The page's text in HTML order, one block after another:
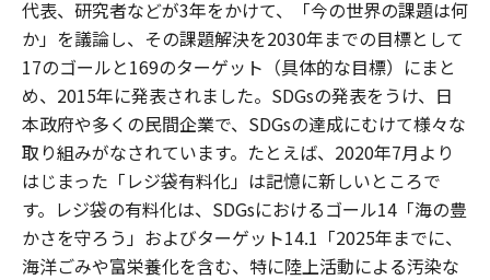
代表、研究者などが3年をかけて、「今の世界の課題は何
か」を議論し、その課題解決を2030年までの目標として
17のゴールと169のターゲット（具体的な目標）にまと
め、2015年に発表されました。SDGsの発表をうけ、日
本政府や多くの民間企業で、SDGsの達成にむけて様々な
取り組みがなされています。たとえば、2020年7月より
はじまった「レジ袋有料化」は記憶に新しいところで
す。レジ袋の有料化は、SDGsにおけるゴール14「海の豊
かさを守ろう」およびターゲット14.1「2025年までに、
海洋ごみや富栄養化を含む、特に陸上活動による汚染な